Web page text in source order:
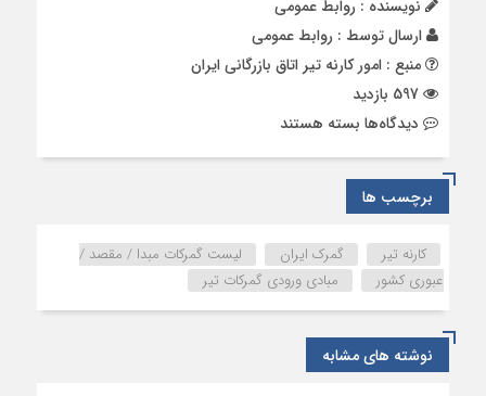
نویسنده : روابط عمومی
ارسال توسط : روابط عمومی
منبع : امور کارنه تیر اتاق بازرگانی ایران
دیدگاه‌ها برای
/
مقصد
/
عبوری
کشور
بسته هستند
برچسب ها
کارنه تیر گمرک ایران
لیست گمرکات مبدا / مقصد /
عبوری کشور
مبادی ورودی گمرکات تیر
نوشته های مشابه